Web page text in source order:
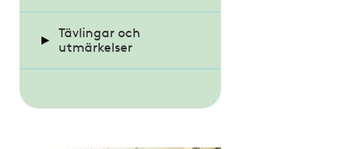
Seminarier på
Nyheter
Tävlingar och
utmärkelser
Glaspärlan